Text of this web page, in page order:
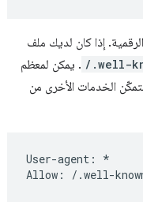
/.well- . يمكن لمعظم
الخدمات الأخرى من
User-agent: *